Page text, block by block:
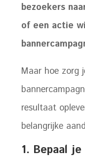
bezoekers
of een actie
Maar hoe zorg
resultaat
belangrijke
1. Bepaal